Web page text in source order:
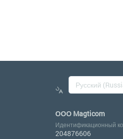
ООО Magticom
Идентификационный
204876606